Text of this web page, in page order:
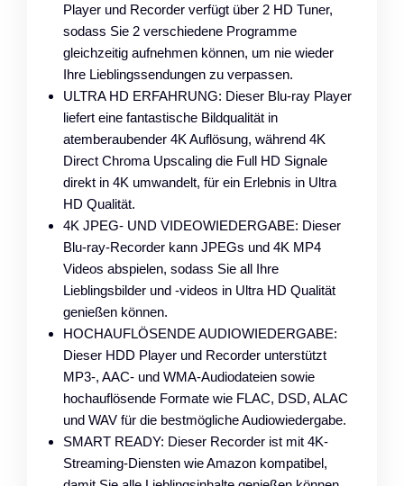
Player und Recorder verfügt über 2 HD Tuner,
sodass Sie 2 verschiedene Programme
gleichzeitig aufnehmen können, um nie wieder
Ihre Lieblingssendungen zu verpassen.
ULTRA HD ERFAHRUNG: Dieser Blu-ray Player
liefert eine fantastische Bildqualität in
atemberaubender 4K Auflösung, während 4K
Direct Chroma Upscaling die Full HD Signale
direkt in 4K umwandelt, für ein Erlebnis in Ultra
HD Qualität.
4K JPEG- UND VIDEOWIEDERGABE: Dieser
Blu-ray-Recorder kann JPEGs und 4K MP4
Videos abspielen, sodass Sie all Ihre
Lieblingsbilder und -videos in Ultra HD Qualität
genießen können.
HOCHAUFLÖSENDE AUDIOWIEDERGABE:
Dieser HDD Player und Recorder unterstützt
MP3-, AAC- und WMA-Audiodateien sowie
hochauflösende Formate wie FLAC, DSD, ALAC
und WAV für die bestmögliche Audiowiedergabe.
SMART READY: Dieser Recorder ist mit 4K-
Streaming-Diensten wie Amazon kompatibel,